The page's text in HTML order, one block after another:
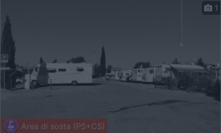
Area di sosta (PS+CS)
1